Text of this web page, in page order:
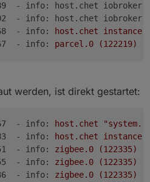
- info: host.chet iobroker
- info: host.chet iobroker
- info:
host.chet instance
- info:
parcel.0 (122219)
werden, ist direkt gestartet:
- info: host.chet
- info:
host.chet instance
- info:
zigbee.0 (122335)
- info:
zigbee.0 (122335)
- info:
zigbee.0 (122335)